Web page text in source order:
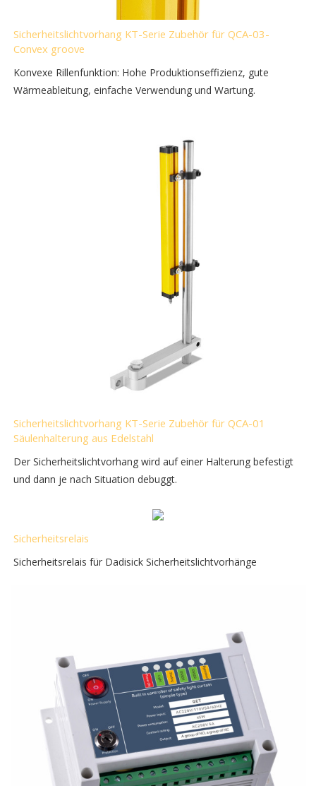
Sicherheitslichtvorhang KT-Serie Zubehör für QCA-03-
Convex groove
Konvexe Rillenfunktion: Hohe Produktionseffizienz, gute
Wärmeableitung, einfache Verwendung und Wartung.
Sicherheitslichtvorhang KT-Serie Zubehör für QCA-01
Säulenhalterung aus Edelstahl
Der Sicherheitslichtvorhang wird auf einer Halterung befestigt
und dann je nach Situation debuggt.
Sicherheitsrelais
Sicherheitsrelais für Dadisick Sicherheitslichtvorhänge